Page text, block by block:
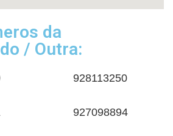
da
/ Outra:
928113250
927098894